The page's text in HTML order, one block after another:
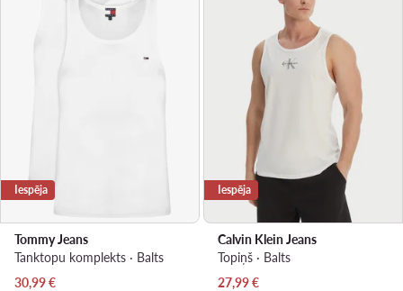
Iespēja
Tommy Jeans
Tanktopu komplekts · Balts
Pašreizējā cena
30,99€
Iespēja
Calvin Klein Jeans
Topiņš · Balts
Pašreizējā cena
27,99€